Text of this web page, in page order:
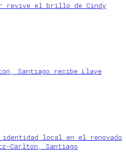
revive el brillo de Cindy
Santiago recibe Llave
identidad local en el renovado
Carlton, Santiago